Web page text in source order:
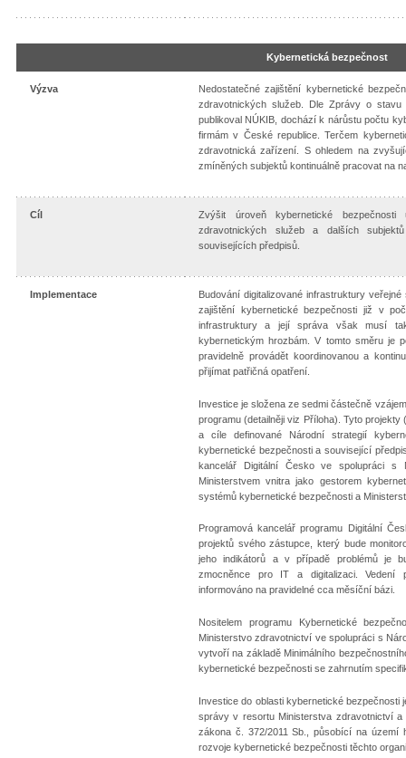
Kybernetická bezpečnost
Výzva
Nedostatečné zajištění kybernetické
zdravotnických služeb. Dle Zprávy o
publikoval NÚKIB, dochází k nárůstu počtu
firmám v České republice. Terčem
zdravotnická zařízení. S ohledem na
zmíněných subjektů kontinuálně pracovat na
Cíl
Zvýšit úroveň kybernetické
zdravotnických služeb a dalších
souvisejících předpisů.
Implementace
Budování digitalizované infrastruktury
zajištění kybernetické bezpečnosti již v
infrastruktury a její správa však musí
kybernetickým hrozbám. V tomto směru je
pravidelně provádět koordinovanou a
přijímat patřičná opatření.
Investice je složena ze sedmi částečně
programu (detailněji viz Příloha). Tyto
a cíle definované Národní strategií
kybernetické bezpečnosti a související
kancelář Digitální Česko ve spolupráci s
Ministerstvem vnitra jako gestorem
systémů kybernetické bezpečnosti a
Programová kancelář programu Digitální
projektů svého zástupce, který bude
jeho indikátorů a v případě problémů je
zmocněnce pro IT a digitalizaci. Vedení
informováno na pravidelné cca měsíční bázi.
Nositelem programu Kybernetické
Ministerstvo zdravotnictví ve spolupráci s
vytvoří na základě Minimálního
kybernetické bezpečnosti se zahrnutím
Investice do oblasti kybernetické
správy v resortu Ministerstva zdravotnictví
zákona č. 372/2011 Sb., působící na území
rozvoje kybernetické bezpečnosti těchto